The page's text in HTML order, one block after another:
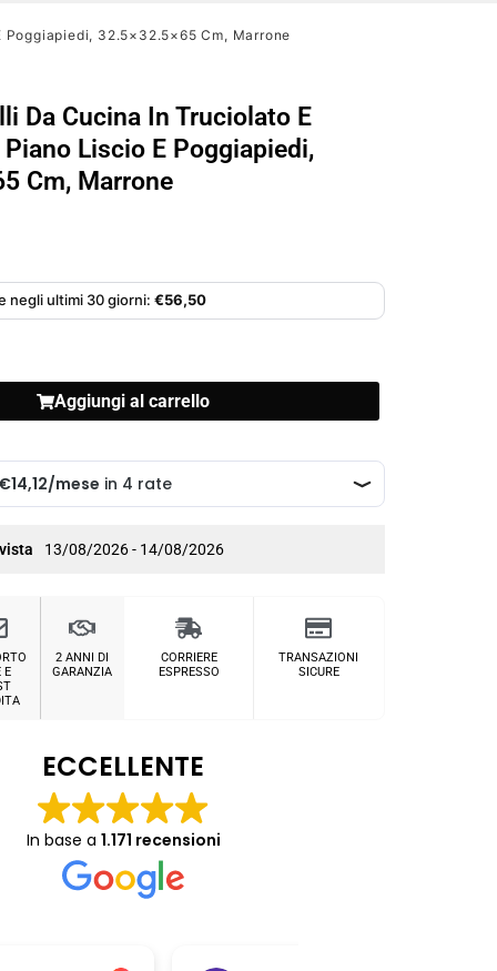
32.5×32.5×65 Cm, Marrone
Da Cucina In Truciolato E
Liscio E Poggiapiedi,
Cm, Marrone
negli ultimi 30 giorni: €56,50
Aggiungi al carrello
13/08/2026 - 14/08/2026
E
2 ANNI DI
GARANZIA
CORRIERE
ESPRESSO
TRANSAZIONI
SICURE
ECCELLENTE
In base a 1.171 recensioni